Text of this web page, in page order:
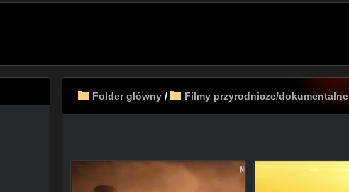
Folder główny / Filmy przyrodnicze/dokumentalne